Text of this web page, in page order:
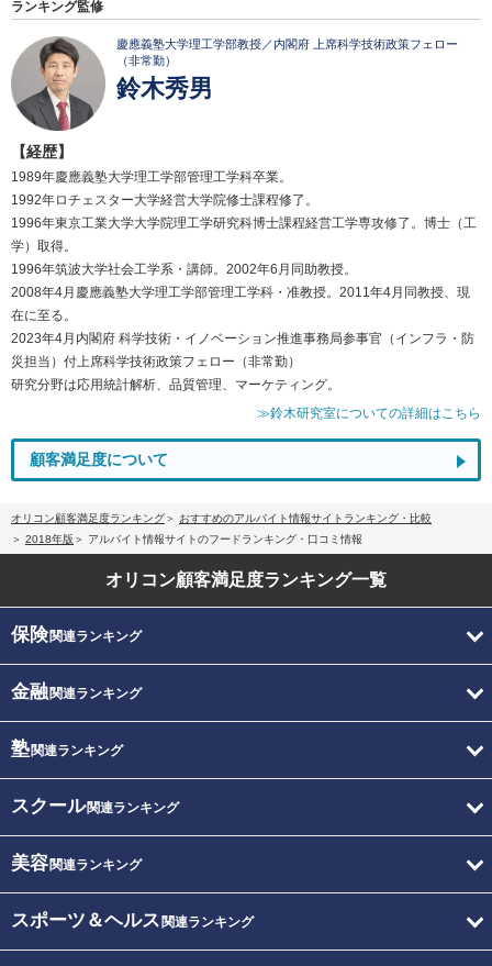
ランキング監修
慶應義塾大学理工学部教授／内閣府 上席科学技術政策フェロー
（非常勤）
鈴木秀男
【経歴】
1989年慶應義塾大学理工学部管理工学科卒業。
1992年ロチェスター大学経営大学院修士課程修了。
1996年東京工業大学大学院理工学研究科博士課程経営工学専攻修了。博士（工
学）取得。
1996年筑波大学社会工学系・講師。2002年6月同助教授。
2008年4月慶應義塾大学理工学部管理工学科・准教授。2011年4月同教授、現
在に至る。
2023年4月内閣府 科学技術・イノベーション推進事務局参事官（インフラ・防
災担当）付上席科学技術政策フェロー（非常勤）
研究分野は応用統計解析、品質管理、マーケティング。
≫鈴木研究室についての詳細はこちら
顧客満足度について
オリコン顧客満足度ランキング
おすすめのアルバイト情報サイトランキング・比較
2018年版
アルバイト情報サイトのフードランキング・口コミ情報
オリコン顧客満足度ランキング一覧
保険関連ランキング
金融関連ランキング
塾関連ランキング
スクール関連ランキング
美容関連ランキング
スポーツ＆ヘルス 関連ランキング